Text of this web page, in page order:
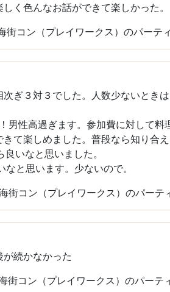
く色んなお話ができて楽しかった。
コン（プレイワークス）のパーティ
ぎ３対３でした。人数少ないとき
性高過ぎます。参加費に対して料
て楽しめました。普段なら知り合
いなと思いました。
と思います。少ないので。
コン（プレイワークス）のパーテ
続かなかった
コン（プレイワークス）のパーテ